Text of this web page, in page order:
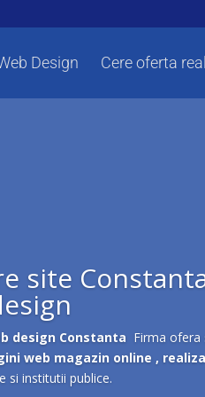
Design Cere oferta
site
design Constanta Firma ofera
web magazin online ,
si institutii publice.